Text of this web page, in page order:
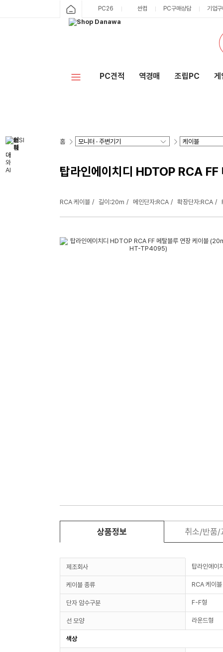
PC26 싼컴 PC구매상담 기업
PC견적 역경매 조립PC 게
홈
탑라인에이치디 HDTOP RCA
RCA 케이블 길이:20m 메인단자:RCA 확장단자:RCA
상품정보 취소/반품/
제조회사 탑라인에이
케이블 종류 RCA 케이블
단자 암수구분 F-F형
선 모양 라운드형
색상